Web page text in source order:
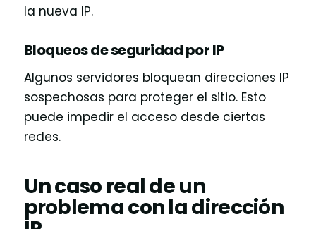
la nueva IP.
Bloqueos de seguridad por IP
Algunos servidores bloquean direcciones IP
sospechosas para proteger el sitio. Esto
puede impedir el acceso desde ciertas
redes.
Un caso real de un
problema con la dirección